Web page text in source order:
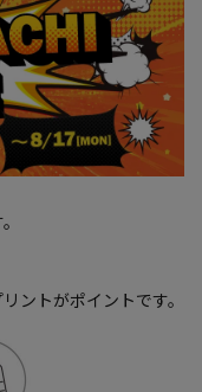
ントがポイントです。